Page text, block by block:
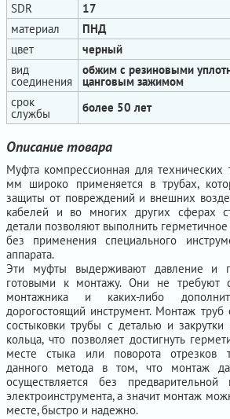
SDR
17
материал
ПНД
цвет
черный
вид
соединения
обжим с резиновыми
цанговым зажимом
срок
службы более 50 лет
Описание товара
Муфта компрессионная для
мм широко применяется в трубах,
защиты от повреждений и внешних
кабелей и во многих других сферах
детали позволяют выполнить
без применения специального
аппарата.
Эти муфты выдерживают давление и
готовыми к монтажу. Они не требуют
монтажника и каких-либо
дорогостоящий инструмент. Монтаж труб
состыковки трубы с деталью и
кольца, что позволяет достигнуть
месте стыка или поворота отрезков
данного метода в том, что монтаж
осуществляется без
электроинструмента, а значит монтаж
месте, быстро и надежно.